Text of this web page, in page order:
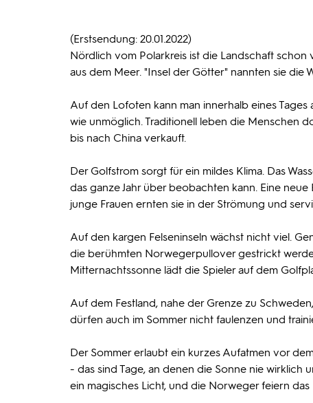
(Erstsendung: 20.01.2022)
Nördlich vom Polarkreis ist die Landschaft schon
aus dem Meer. "Insel der Götter" nannten sie die
Auf den Lofoten kann man innerhalb eines
wie unmöglich. Traditionell leben die Menschen
bis nach China verkauft.
Der Golfstrom sorgt für ein mildes Klima. Das
das ganze Jahr über beobachten kann. Eine
junge Frauen ernten sie in der Strömung und
Auf den kargen Felseninseln wächst nicht viel.
die berühmten Norwegerpullover gestrickt
Mitternachtssonne lädt die Spieler auf dem
Auf dem Festland, nahe der Grenze zu
dürfen auch im Sommer nicht faulenzen und
Der Sommer erlaubt ein kurzes Aufatmen vor
- das sind Tage, an denen die Sonne nie wirklich
ein magisches Licht, und die Norweger feiern das